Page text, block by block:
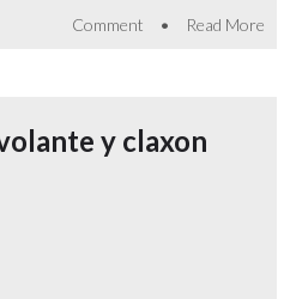
Comment • Read More
y claxon